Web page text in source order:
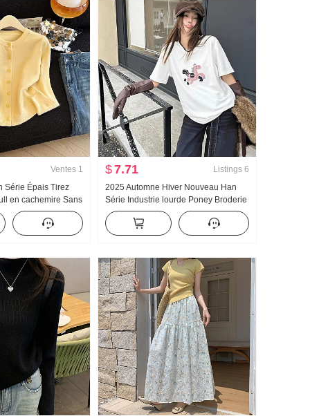
Ventes 1
Série Épais Tirez
en cachemire Sans
Tricoté Cardigan
Polyvalent Top
$7.71 Listings 6
2025 Automne Hiver Nouveau Han
Série Industrie lourde Poney Broderie
Grand Version Ample Col rond
Manches courtes Meulage Laine
Épais T-shirt Top Femme